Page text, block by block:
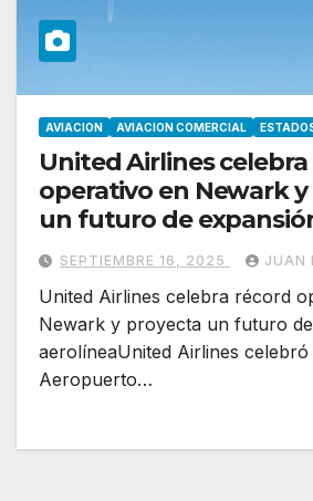
AVIACION AVIACION COMERCIAL
United Airlines
operativo en Newark
un futuro de
SEPTIEMBRE 16, 2025 JUAN
United Airlines celebra récord
Newark y proyecta un futuro
aerolíneaUnited Airlines celebró
Aeropuerto…